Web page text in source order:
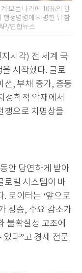
모든 나라에 10%의 관
행정명령에 서명한 뒤 참
연합뉴스
시각) 전 세계 국
시작했다. 글로
션, 부채 증가, 중동
정학적 악재에서
쟁으로 치명상을
안 당연하게 받아
로벌 시스템이 바
. 로이터는 ‘앞으로
상승, 수요 감소가
불확실성 고조에
있다”고 경제 전문